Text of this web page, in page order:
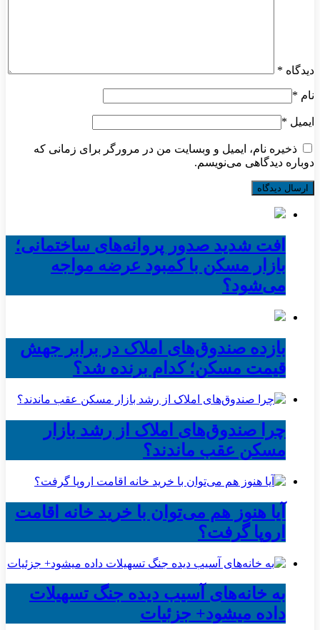
دیدگاه *
نام *
ایمیل *
ذخیره نام، ایمیل و وبسایت من در مرورگر برای زمانی که
دوباره دیدگاهی می‌نویسم.
افت شدید صدور پروانه‌های ساختمانی؛
بازار مسکن با کمبود عرضه مواجه
می‌شود؟
بازده صندوق‌های املاک در برابر جهش
قیمت مسکن؛ کدام برنده شد؟
چرا صندوق‌های املاک از رشد بازار
مسکن عقب ماندند؟
آیا هنوز هم می‌توان با خرید خانه اقامت
اروپا گرفت؟
به خانه‌های آسیب دیده جنگ تسهیلات
داده میشود+ جزئیات